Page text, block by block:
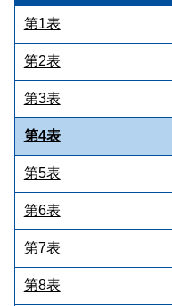
第1表
第2表
第3表
第4表
第5表
第6表
第7表
第8表